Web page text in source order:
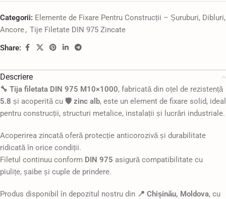
Categorii: Elemente de Fixare Pentru Construcții – Șuruburi, Dibluri,
Ancore, Tije Filetate DIN 975 Zincate
Share:
Descriere
🔧 Tija filetata DIN 975 M10×1000, fabricată din oțel de rezistență
5.8 și acoperită cu 🛡️ zinc alb, este un element de fixare solid, ideal
pentru construcții, structuri metalice, instalații și lucrări industriale.
Acoperirea zincată oferă protecție anticorozivă și durabilitate
ridicată în orice condiții.
Filetul continuu conform DIN 975 asigură compatibilitate cu
piulițe, șaibe și cuple de prindere.
Produs disponibil în depozitul nostru din 📍 Chișinău, Moldova, cu